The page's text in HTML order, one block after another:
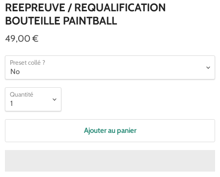
REEPREUVE / REQUALIFICATION
BOUTEILLE PAINTBALL
49,00 €
Preset collé ?
Quantité
Ajouter au panier